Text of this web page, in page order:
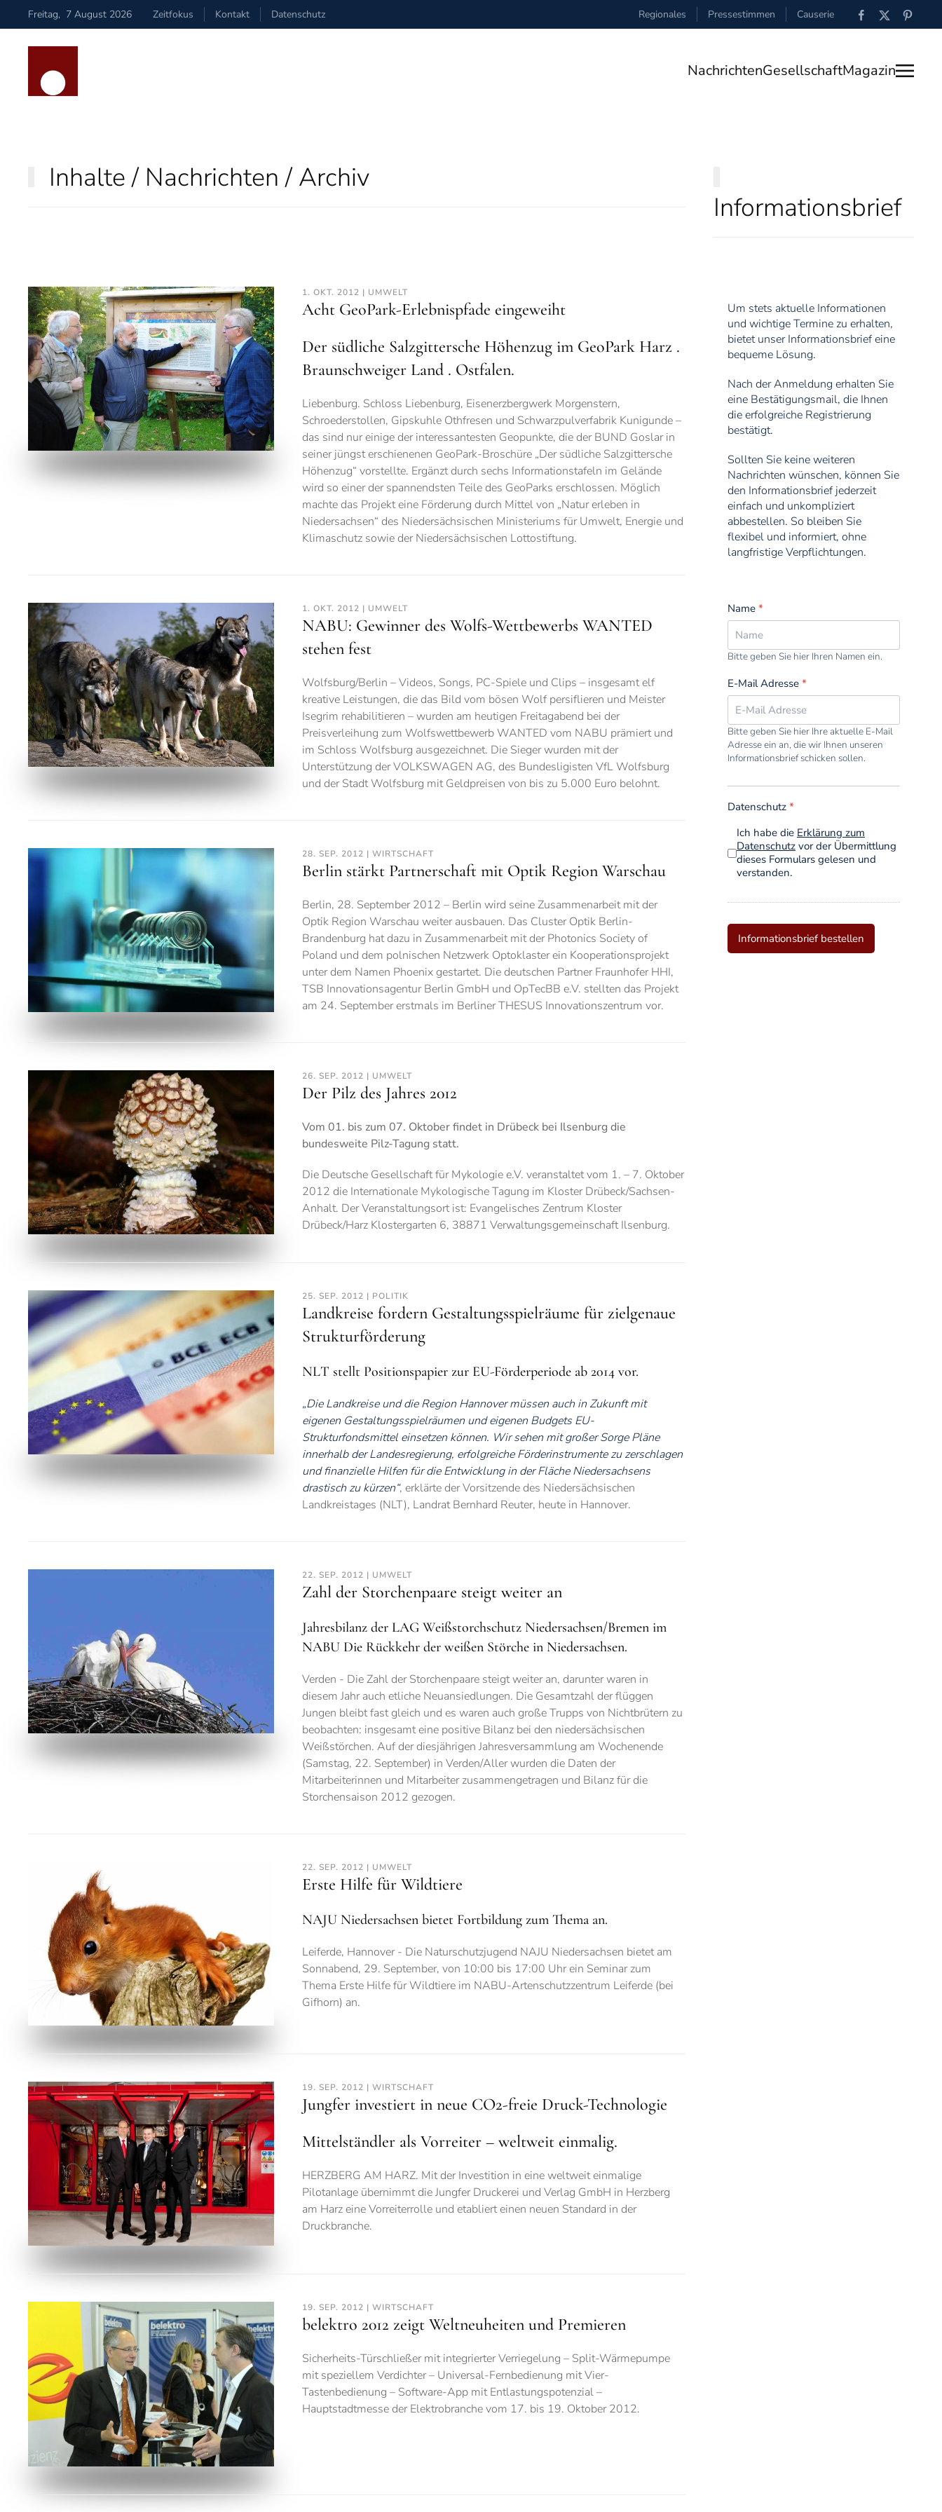
Freitag, 7 August 2026 Zeitfokus Kontakt Datenschutz Regionales Pressestimmen Causerie
NachrichtenGesellschaftMagazin
Inhalte / Nachrichten / Archiv
Informationsbrief
1. OKT. 2012 | UMWELT
Acht GeoPark-Erlebnispfade eingeweiht
Der südliche Salzgittersche Höhenzug im GeoPark Harz .
Braunschweiger Land . Ostfalen.
Liebenburg. Schloss Liebenburg, Eisenerzbergwerk Morgenstern,
Schroederstollen, Gipskuhle Othfresen und Schwarzpulverfabrik Kunigunde –
das sind nur einige der interessantesten Geopunkte, die der BUND Goslar in
seiner jüngst erschienenen GeoPark-Broschüre „Der südliche Salzgittersche
Höhenzug“ vorstellte. Ergänzt durch sechs Informationstafeln im Gelände
wird so einer der spannendsten Teile des GeoParks erschlossen. Möglich
machte das Projekt eine Förderung durch Mittel von „Natur erleben in
Niedersachsen“ des Niedersächsischen Ministeriums für Umwelt, Energie und
Klimaschutz sowie der Niedersächsischen Lottostiftung.
1. OKT. 2012 | UMWELT
NABU: Gewinner des Wolfs-Wettbewerbs WANTED
stehen fest
Wolfsburg/Berlin – Videos, Songs, PC-Spiele und Clips – insgesamt elf
kreative Leistungen, die das Bild vom bösen Wolf persiflieren und Meister
Isegrim rehabilitieren – wurden am heutigen Freitagabend bei der
Preisverleihung zum Wolfswettbewerb WANTED vom NABU prämiert und
im Schloss Wolfsburg ausgezeichnet. Die Sieger wurden mit der
Unterstützung der VOLKSWAGEN AG, des Bundesligisten VfL Wolfsburg
und der Stadt Wolfsburg mit Geldpreisen von bis zu 5.000 Euro belohnt.
28. SEP. 2012 | WIRTSCHAFT
Berlin stärkt Partnerschaft mit Optik Region Warschau
Berlin, 28. September 2012 – Berlin wird seine Zusammenarbeit mit der
Optik Region Warschau weiter ausbauen. Das Cluster Optik Berlin-
Brandenburg hat dazu in Zusammenarbeit mit der Photonics Society of
Poland und dem polnischen Netzwerk Optoklaster ein Kooperationsprojekt
unter dem Namen Phoenix gestartet. Die deutschen Partner Fraunhofer HHI,
TSB Innovationsagentur Berlin GmbH und OpTecBB e.V. stellten das Projekt
am 24. September erstmals im Berliner THESUS Innovationszentrum vor.
26. SEP. 2012 | UMWELT
Der Pilz des Jahres 2012
Vom 01. bis zum 07. Oktober findet in Drübeck bei Ilsenburg die
bundesweite Pilz-Tagung statt.
Die Deutsche Gesellschaft für Mykologie e.V. veranstaltet vom 1. – 7. Oktober
2012 die Internationale Mykologische Tagung im Kloster Drübeck/Sachsen-
Anhalt. Der Veranstaltungsort ist: Evangelisches Zentrum Kloster
Drübeck/Harz Klostergarten 6, 38871 Verwaltungsgemeinschaft Ilsenburg.
25. SEP. 2012 | POLITIK
Landkreise fordern Gestaltungsspielräume für zielgenaue
Strukturförderung
NLT stellt Positionspapier zur EU-Förderperiode ab 2014 vor.
„Die Landkreise und die Region Hannover müssen auch in Zukunft mit
eigenen Gestaltungsspielräumen und eigenen Budgets EU-
Strukturfondsmittel einsetzen können. Wir sehen mit großer Sorge Pläne
innerhalb der Landesregierung, erfolgreiche Förderinstrumente zu zerschlagen
und finanzielle Hilfen für die Entwicklung in der Fläche Niedersachsens
drastisch zu kürzen“, erklärte der Vorsitzende des Niedersächsischen
Landkreistages (NLT), Landrat Bernhard Reuter, heute in Hannover.
22. SEP. 2012 | UMWELT
Zahl der Storchenpaare steigt weiter an
Jahresbilanz der LAG Weißstorchschutz Niedersachsen/Bremen im
NABU Die Rückkehr der weißen Störche in Niedersachsen.
Verden - Die Zahl der Storchenpaare steigt weiter an, darunter waren in
diesem Jahr auch etliche Neuansiedlungen. Die Gesamtzahl der flüggen
Jungen bleibt fast gleich und es waren auch große Trupps von Nichtbrütern zu
beobachten: insgesamt eine positive Bilanz bei den niedersächsischen
Weißstörchen. Auf der diesjährigen Jahresversammlung am Wochenende
(Samstag, 22. September) in Verden/Aller wurden die Daten der
Mitarbeiterinnen und Mitarbeiter zusammengetragen und Bilanz für die
Storchensaison 2012 gezogen.
22. SEP. 2012 | UMWELT
Erste Hilfe für Wildtiere
NAJU Niedersachsen bietet Fortbildung zum Thema an.
Leiferde, Hannover - Die Naturschutzjugend NAJU Niedersachsen bietet am
Sonnabend, 29. September, von 10:00 bis 17:00 Uhr ein Seminar zum
Thema Erste Hilfe für Wildtiere im NABU-Artenschutzzentrum Leiferde (bei
Gifhorn) an.
19. SEP. 2012 | WIRTSCHAFT
Jungfer investiert in neue CO2-freie Druck-Technologie
Mittelständler als Vorreiter – weltweit einmalig.
HERZBERG AM HARZ. Mit der Investition in eine weltweit einmalige
Pilotanlage übernimmt die Jungfer Druckerei und Verlag GmbH in Herzberg
am Harz eine Vorreiterrolle und etabliert einen neuen Standard in der
Druckbranche.
19. SEP. 2012 | WIRTSCHAFT
belektro 2012 zeigt Weltneuheiten und Premieren
Sicherheits-Türschließer mit integrierter Verriegelung – Split-Wärmepumpe
mit speziellem Verdichter – Universal-Fernbedienung mit Vier-
Tastenbedienung – Software-App mit Entlastungspotenzial –
Hauptstadtmesse der Elektrobranche vom 17. bis 19. Oktober 2012.
Um stets aktuelle Informationen
und wichtige Termine zu erhalten,
bietet unser Informationsbrief eine
bequeme Lösung.
Nach der Anmeldung erhalten Sie
eine Bestätigungsmail, die Ihnen
die erfolgreiche Registrierung
bestätigt.
Sollten Sie keine weiteren
Nachrichten wünschen, können Sie
den Informationsbrief jederzeit
einfach und unkompliziert
abbestellen. So bleiben Sie
flexibel und informiert, ohne
langfristige Verpflichtungen.
Name *
Bitte geben Sie hier Ihren Namen ein.
E-Mail Adresse *
Bitte geben Sie hier Ihre aktuelle E-Mail
Adresse ein an, die wir Ihnen unseren
Informationsbrief schicken sollen.
Datenschutz *
Ich habe die Erklärung zum
Datenschutz vor der Übermittlung
dieses Formulars gelesen und
verstanden.
Informationsbrief bestellen